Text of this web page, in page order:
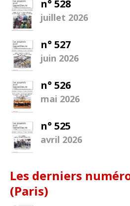
n° 528
juillet 2026
n° 527
juin 2026
n° 526
mai 2026
n° 525
avril 2026
Les derniers
(Paris)